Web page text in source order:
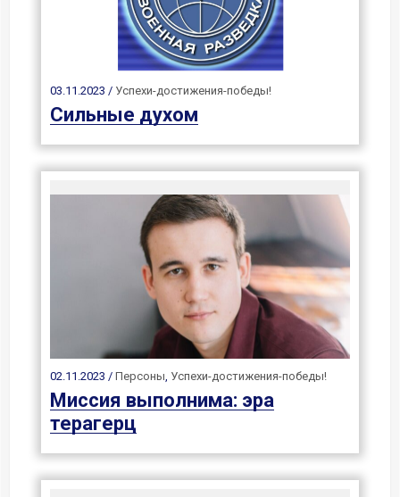
03.11.2023 / Успехи-достижения-победы!
Сильные духом
02.11.2023 / Персоны, Успехи-достижения-победы!
Миссия выполнима: эра
терагерц